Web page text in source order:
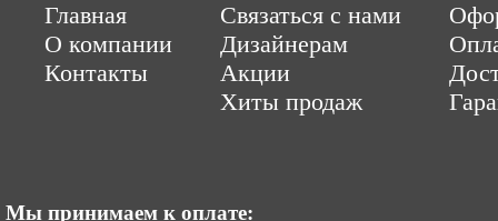
Главная
О компании
Контакты
Связаться с нами
Дизайнерам
Акции
Хиты продаж
Мы принимаем к оплате:
ItCompany Продвижение сайтов by «ВзлЁт»